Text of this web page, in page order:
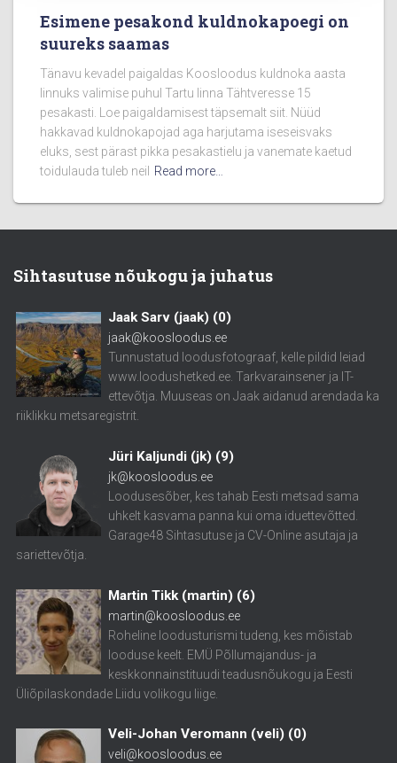
Esimene pesakond kuldnokapoegi on
suureks saamas
Tänavu kevadel paigaldas Koosloodus kuldnoka aasta
linnuks valimise puhul Tartu linna Tähtveresse 15
pesakasti. Loe paigaldamisest täpsemalt siit. Nüüd
hakkavad kuldnokapojad aga harjutama iseseisvaks
eluks, sest pärast pikka pesakastielu ja vanemate kaetud
toidulauda tuleb neil
Read more…
Sihtasutuse nõukogu ja juhatus
Jaak Sarv (jaak) (0)
jaak@koosloodus.ee
Tunnustatud loodusfotograaf, kelle pildid leiad
www.loodushetked.ee. Tarkvarainsener ja IT-
ettevõtja. Muuseas on Jaak aidanud arendada ka
riiklikku metsaregistrit.
Jüri Kaljundi (jk) (9)
jk@koosloodus.ee
Loodusesõber, kes tahab Eesti metsad sama
uhkelt kasvama panna kui oma iduettevõtted.
Garage48 Sihtasutuse ja CV-Online asutaja ja
sariettevõtja.
Martin Tikk (martin) (6)
martin@koosloodus.ee
Roheline loodusturismi tudeng, kes mõistab
looduse keelt. EMÜ Põllumajandus- ja
keskkonnainstituudi teadusnõukogu ja Eesti
Üliõpilaskondade Liidu volikogu liige.
Veli-Johan Veromann (veli) (0)
veli@koosloodus.ee